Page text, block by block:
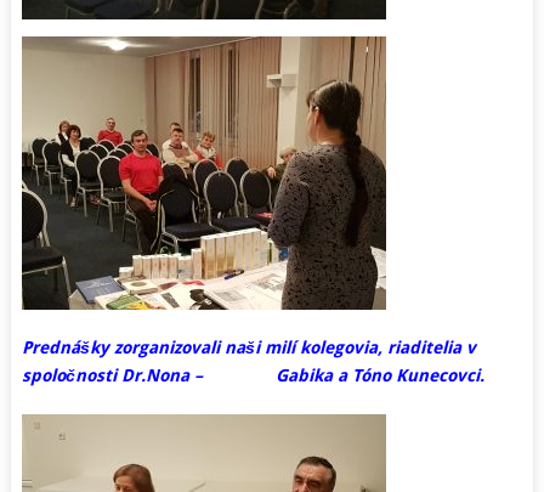
Prednášky zorganizovali naši milí kolegovia, riaditelia v
spoločnosti Dr.Nona – Gabika a Tóno Kunecovci.